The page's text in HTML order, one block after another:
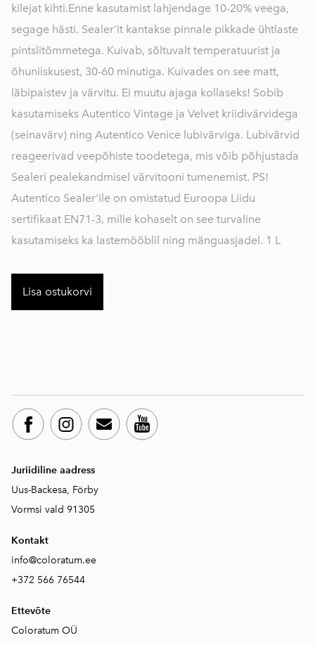
kilejat kihti. ​Enne kasutamist lahjendage 10-20% veega,
segage hästi. Sealer'it kantakse pinnale pikkade ühtlaste
pintslitõmmetega. Kuivab, sõltuvalt temperatuurist ja
õhuniiskusest, 30-60 minutiga. Kuivades on see matt,
läbipaistev ja värvitu. Ei muutu ajaga kollaseks! Sobib
kasutamiseks Autentico Vintage ja Velvet kriidivärvidega
(seinavärv) ning Autentico Venice lubivärviga. Lubivärvid
reageerivad veepõhiste toodetega, mis võib põhjustada
Sealeri pealekandmisel värvitooni tumenemist. PS!
Autentico Sealer'ile on omistatud Euroopa Liidu
sertifikaat EN71-3, mille kohaselt on see turvaline
kasutamiseks ka lastemööblil ning mänguasjadel. 1 L
Lisa ostukorvi
Juriidiline aadress
Uus-Backesa, Förby
Vormsi vald 91305
Kontakt
info@coloratum.ee
+372 566 76544
Ettevõte
Coloratum OÜ